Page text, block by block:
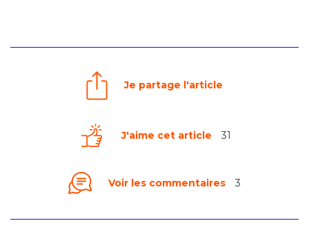
Je partage l'article
J'aime cet article 31
Voir les commentaires 3